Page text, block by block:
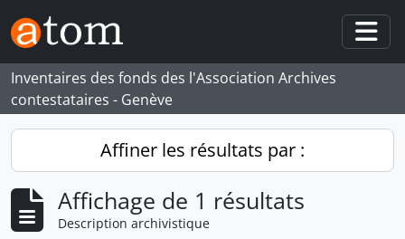
Skip to main content
Inventaires des fonds des l'Association Archives
contestataires - Genève
Affiner les résultats par :
Affichage de 1 résultats
Description archivistique